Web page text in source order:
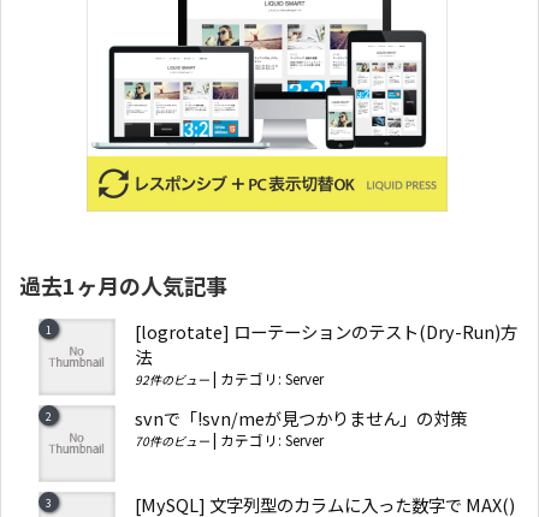
過去1ヶ月の人気記事
[logrotate] ローテーションのテスト(Dry-Run)方
法
92件のビュー カテゴリ: Server
svnで「!svn/meが見つかりません」の対策
70件のビュー カテゴリ: Server
[MySQL] 文字列型のカラムに入った数字で MAX()